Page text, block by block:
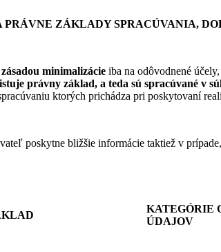
PRÁVNE ZÁKLADY SPRACÚVANIA,
minimalizácie iba na odôvodnené
právny základ, a teda sú spracúvané v
ktorých prichádza pri poskytovaní
poskytne bližšie informácie taktiež v
KATEGÓRIE
ÚDAJOV